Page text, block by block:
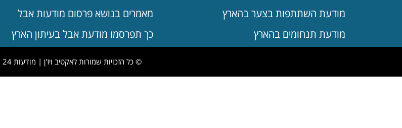
מודעת השתתפות בצער בהארץ
מודעת תנחומים בהארץ
מאמרים בנושא פרסום מודעות אבל
כך תפרסמו מודעת אבל בעיתון הארץ
© כל הזכויות שמורות לאקטיב ויז'ן | מודעות 24 שעות